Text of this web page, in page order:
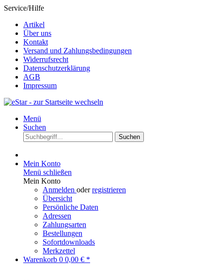
Service/Hilfe
Artikel
Über uns
Kontakt
Versand und Zahlungsbedingungen
Widerrufsrecht
Datenschutzerklärung
AGB
Impressum
Menü
Suchen
Suchen
Mein Konto
Menü schließen
Mein Konto
Anmelden oderregistrieren
Übersicht
Persönliche Daten
Adressen
Zahlungsarten
Bestellungen
Sofortdownloads
Merkzettel
Warenkorb 0 0,00 € *